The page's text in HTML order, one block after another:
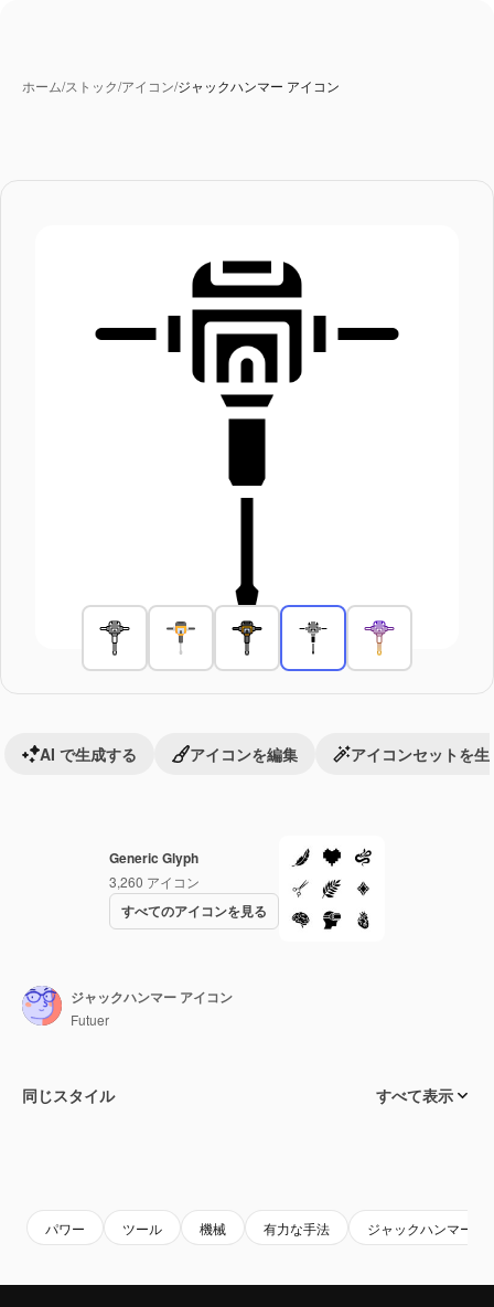
ホーム/ストック/アイコン/ジャックハンマー アイコン
Generic Glyph
3,260 アイコン
すべてのアイコンを見る
AI で生成する アイコンを編集 アイコンセットを生
ジャックハンマー アイコン
Futuer
同じスタイル すべて表示
パワー ツール 機械 有力な手法 ジャックハンマー